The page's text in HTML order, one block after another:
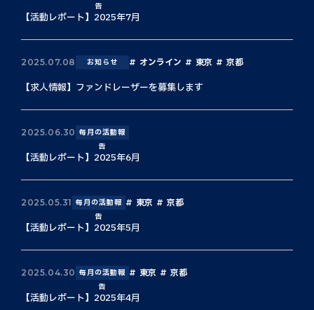
告
【活動レポート】2025年7月
2025.07.08 お知らせ オンライン 東京 京都
【求人情報】ファンドレーザーを募集します
2025.06.30 毎月の活動報
告
【活動レポート】2025年6月
2025.05.31 毎月の活動報
告
東京 京都
【活動レポート】2025年5月
2025.04.30 毎月の活動報
告
東京 京都
【活動レポート】2025年4月